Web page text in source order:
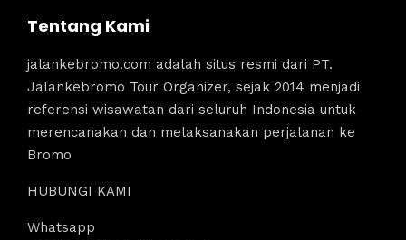
Tentang Kami
jalankebromo.com adalah situs resmi dari PT.
Jalankebromo Tour Organizer, sejak 2014 menjadi
referensi wisawatan dari seluruh Indonesia untuk
merencanakan dan melaksanakan perjalanan ke
Bromo
HUBUNGI KAMI
Whatsapp